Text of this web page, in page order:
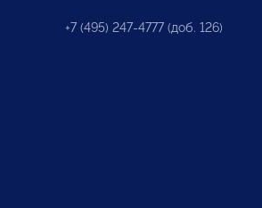
+7 (495) 247-4777 (доб. 126)